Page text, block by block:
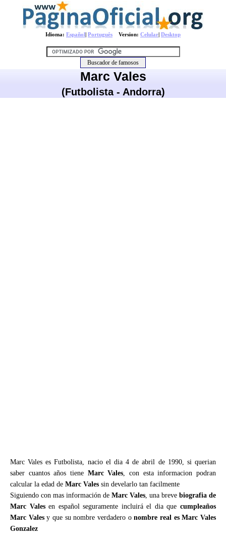
Idioma: Español| Português Version: Celular| Desktop
Marc Vales
(Futbolista - Andorra)
Marc Vales es Futbolista, nacio el dia 4 de abril de 1990, si querian
saber cuantos años tiene Marc Vales, con esta informacion podran
calcular la edad de Marc Vales sin develarlo tan facilmente
Siguiendo con mas información de Marc Vales, una breve biografia de
Marc Valesen español seguramente incluirá el dia quecumpleaños
Marc Valesy que su nombre verdadero onombre real es Marc Vales
Gonzalez